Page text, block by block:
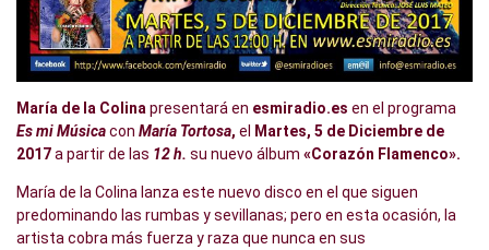
María de la Colina presentará en esmiradio.es en el programa
Es mi Músicacon María Tortosa, el Martes, 5 de Diciembre de
2017a partir de las 12 h. su nuevo álbum «Corazón Flamenco».
María de la Colina lanza este nuevo disco en el que siguen
predominando las rumbas y sevillanas; pero en esta ocasión, la
artista cobra más fuerza y raza que nunca en sus